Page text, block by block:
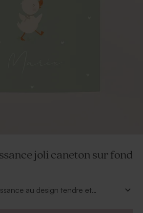
joli caneton sur fond
au design tendre et